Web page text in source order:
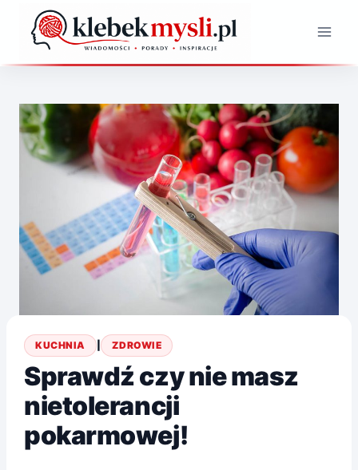
Przejdź
KUCHNIA | ZDROWIE
Sprawdź czy nie masz
nietolerancji
pokarmowej!